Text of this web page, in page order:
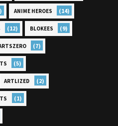
ANIME HEROES (14)
(12) BLOKEES (9)
(7)
(5)
ARTLIZED (2)
(1)